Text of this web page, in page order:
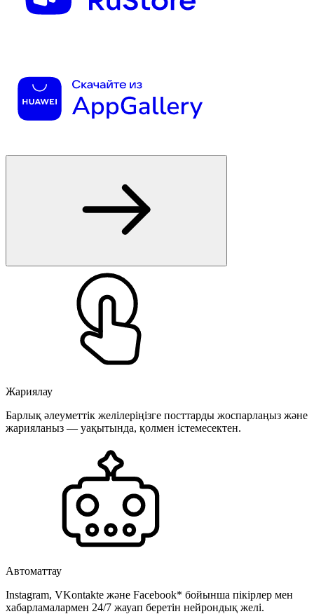
Жариялау
Барлық әлеуметтік желілеріңізге посттарды жоспарлаңыз және
жарияланыз — уақытында, қолмен істемесектен.
Автоматтау
Instagram, VKontakte және Facebook* бойынша пікірлер мен
хабарламалармен 24/7 жауап беретін нейрондық желі.